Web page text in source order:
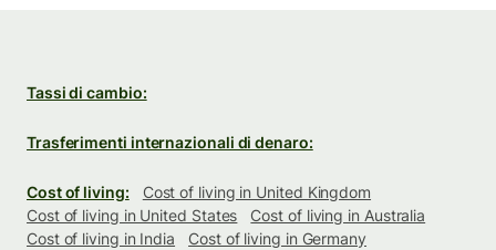
Tassi di cambio:
Trasferimenti internazionali di denaro:
Cost of living:
Cost of living in United Kingdom
Cost of living in United States
Cost of living in Australia
Cost of living in India
Cost of living in Germany